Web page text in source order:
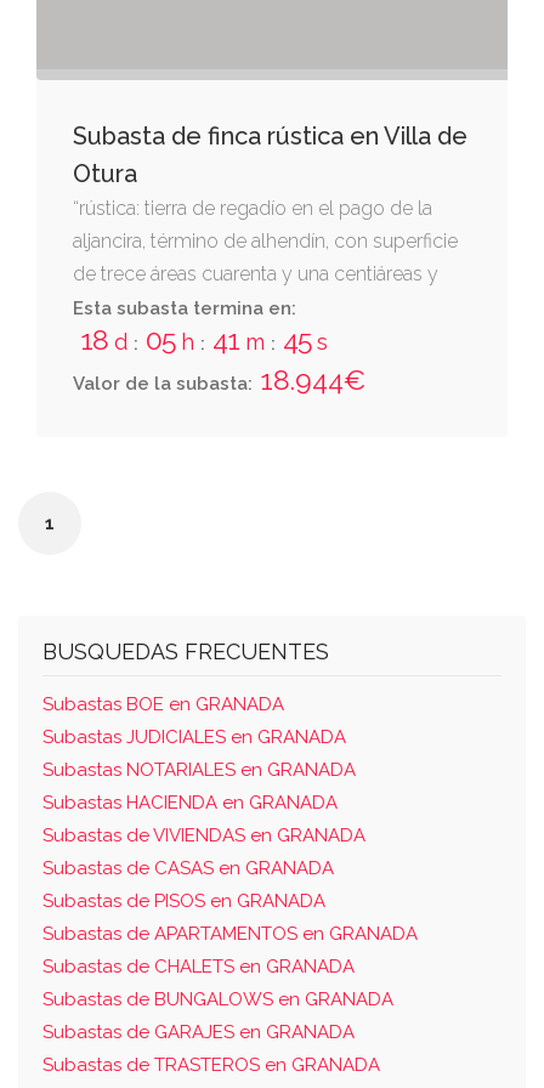
Subasta de finca rústica en Villa de
Otura
“rústica: tierra de regadío en el pago de la
aljancira, término de alhendín, con superficie
de trece áreas cuarenta y una centiáreas y
veintitrés decímetros cuadrados, que linda;:
norte, camino de vedril; este, finca de rosario
martín manzano; sur, la misma finca de
Esta subasta termina en:
18 d : 05 h : 41 m : 44s
Valor de la subasta: 18.944€
1
BUSQUEDAS FRECUENTES
Subastas BOE en GRANADA
Subastas JUDICIALES en GRANADA
Subastas NOTARIALES en GRANADA
Subastas HACIENDA en GRANADA
Subastas de VIVIENDAS en GRANADA
Subastas de CASAS en GRANADA
Subastas de PISOS en GRANADA
Subastas de APARTAMENTOS en GRANADA
Subastas de CHALETS en GRANADA
Subastas de BUNGALOWS en GRANADA
Subastas de GARAJES en GRANADA
Subastas de TRASTEROS en GRANADA